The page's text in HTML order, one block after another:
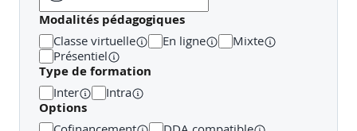
•Présentation des différentes attributions du Service Desk
et de leur impact sur les services IT.
•Discussion interactive sur les expériences actuelles des
participants avec leur Service Support.
STRUCTURE ORGANISATIONNELLE ET ACTEURS DU
Modalités pédagogiques
Classe virtuelle En ligne
Mixte
Présentiel
Type de formation
Inter Intra
Options